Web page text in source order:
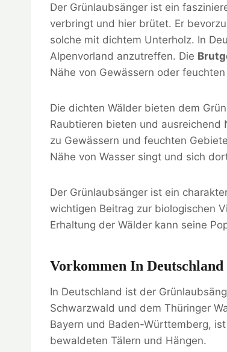
Der Grünlaubsänger ist ein
verbringt und hier brütet. Er
solche mit dichtem Unterholz. In
Alpenvorland anzutreffen. Die
Nähe von Gewässern oder
Die dichten Wälder bieten dem
Raubtieren bieten und ausreichend
zu Gewässern und feuchten
Nähe von Wasser singt und sich
Der Grünlaubsänger ist ein
wichtigen Beitrag zur biologischen
Erhaltung der Wälder kann seine
Vorkommen In Deutschland
In Deutschland ist der
Schwarzwald und dem Thüringer
Bayern und Baden-Württemberg,
bewaldeten Tälern und Hängen.